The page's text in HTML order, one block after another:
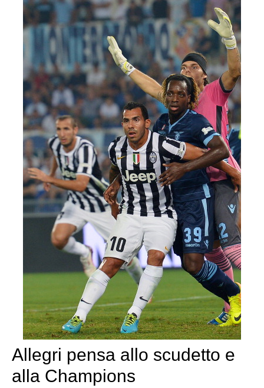
Allegri pensa allo scudetto e
alla Champions